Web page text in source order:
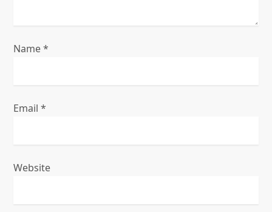
Name*
Email*
Website